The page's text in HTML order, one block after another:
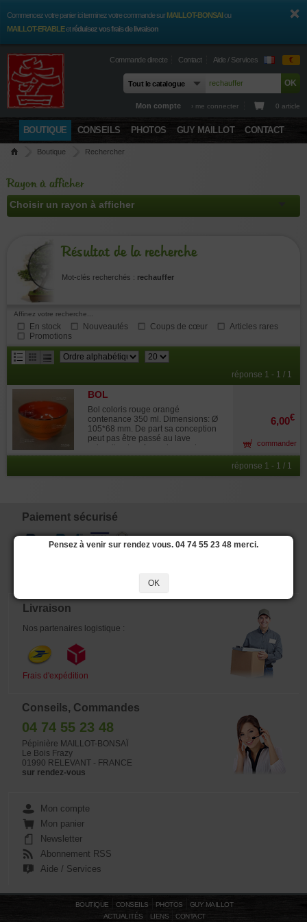
Commencez votre panier ici terminez votre commande surMAILLOT-BONSAIou
MAILLOT-ERABLEetréduisez vos frais de livraison
Commande directe Contact Aide / Services €
Mon compte › me connecter 0 article
BOUTIQUE CONSEILS PHOTOS GUY MAILLOT CONTACT
Boutique Rechercher
Rayon à afficher
Résultat de la recherche
Mot-clés recherchés : rechauffer
Affinez votre recherche...
En stock Nouveautés Coups de cœur
Articles rares
Promotions
réponse 1 - 1 / 1
BOL
Bol coloris rouge orangé
contenance 350 ml. Dimensions: Ø
105*68 mm. De part sa conception
peut pas être passé au lave
vaisselle et au four micro ondes.
Résiste a un etempérature de -20 a
liquides au four micro ondes.
6,00€
commander
réponse 1 - 1 / 1
Paiement sécurisé
Livraison
Nos partenaires logistique :
Frais d'expédition
Conseils, Commandes
04 74 55 23 48
Pépinière MAILLOT-BONSAÏ
Le Bois Frazy
01990 RELEVANT - FRANCE
sur rendez-vous
Mon compte
Mon panier
Newsletter
Abonnement RSS
Aide / Services
BOUTIQUE CONSEILS PHOTOS
GUY MAILLOT
ACTUALITÉS
LIENS CONTACT
Pensez à venir sur rendez vous. 04 74 55 23 48 merci.
OK